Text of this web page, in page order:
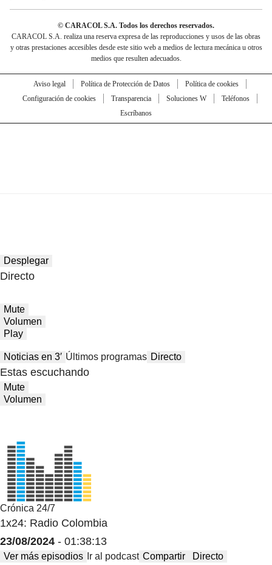
© CARACOL S.A. Todos los derechos reservados.
CARACOL S.A. realiza una reserva expresa de las reproducciones y usos de las obras
y otras prestaciones accesibles desde este sitio web a medios de lectura mecánica u otros
medios que resulten adecuados.
Aviso legal Política de Protección de Datos
Política de cookies
Configuración de cookies
Transparencia Soluciones W
Teléfonos
Escríbanos
Desplegar
Directo
Mute
Volumen
Play
Noticias en 3′ Últimos programas Directo
Estas escuchando
Mute
Volumen
Crónica 24/7
1x24: Radio Colombia
23/08/2024 - 01:38:13
Ver más episodios Ir al podcast Compartir Directo